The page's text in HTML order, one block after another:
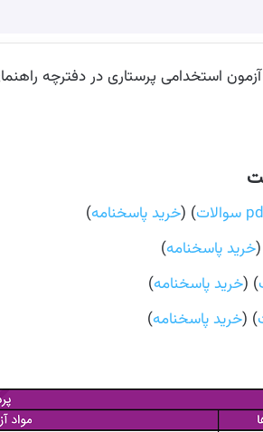
در دفترچه راهنمای وزارت بهداشت 1404، منتشر شده
) (خرید پاسخنامه)
خرید پاسخنامه)
) (خرید پاسخنامه)
) (خرید پاسخنامه)